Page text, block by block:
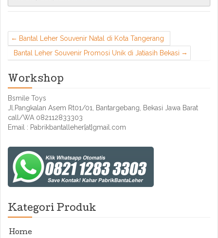
Bantal Leher Souvenir Natal di Kota Tangerang
Bantal Leher Souvenir Promosi Unik di Jatiasih Bekasi
Workshop
Bsmile Toys
Jl.Pangkalan Asem Rt01/01, Bantargebang, Bekasi Jawa Barat
call/WA 082112833303
Email : Pabrikbantalleher[at]gmail.com
Kategori Produk
Home